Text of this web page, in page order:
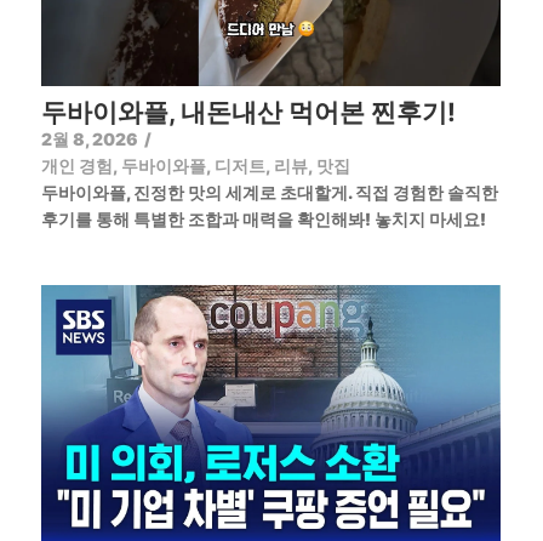
두바이와플, 내돈내산 먹어본 찐후기!
2월 8, 2026 /
개인 경험, 두바이와플, 디저트, 리뷰, 맛집
두바이와플, 진정한 맛의 세계로 초대할게. 직접 경험한 솔직한
후기를 통해 특별한 조합과 매력을 확인해봐! 놓치지 마세요!